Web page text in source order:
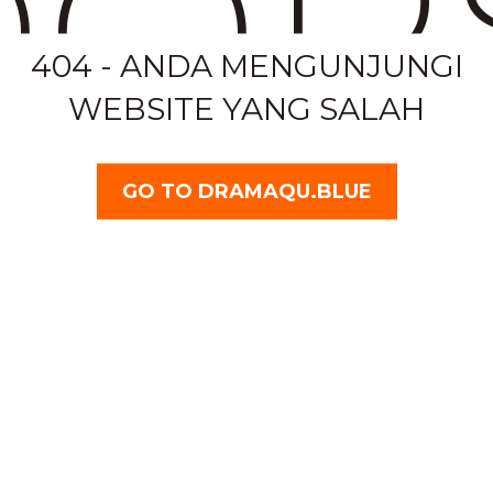
404 - ANDA MENGUNJUNGI
WEBSITE YANG SALAH
GO TO DRAMAQU.BLUE